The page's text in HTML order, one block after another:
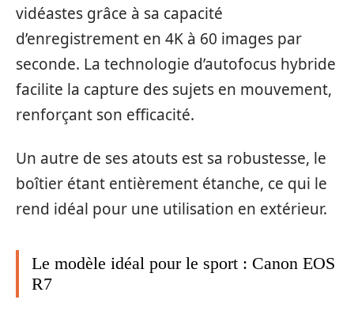
vidéastes grâce à sa capacité
d’enregistrement en 4K à 60 images par
seconde. La technologie d’autofocus hybride
facilite la capture des sujets en mouvement,
renforçant son efficacité.
Un autre de ses atouts est sa robustesse, le
boîtier étant entièrement étanche, ce qui le
rend idéal pour une utilisation en extérieur.
Le modèle idéal pour le sport : Canon EOS
R7